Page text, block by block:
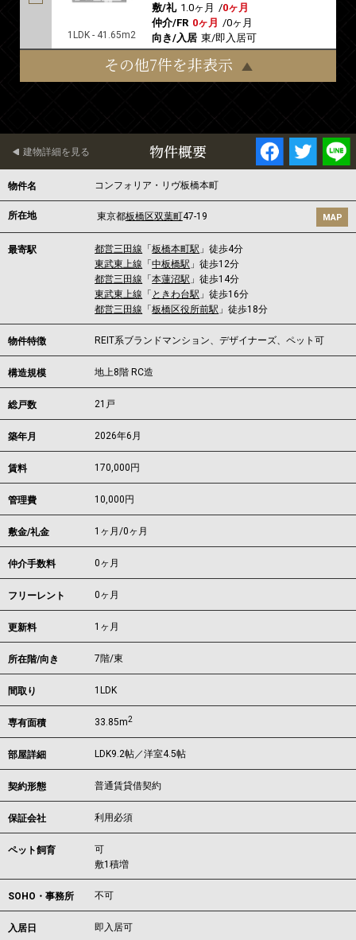
1LDK - 41.65m2
敷/礼 1.0ヶ月 /0ヶ月
仲介/FR 0ヶ月 /0ヶ月
向き/入居 東/即入居可
その他7件を非表示
物件概要
建物詳細を見る
物件名 コンフォリア・リヴ板橋本町
所在地 東京都板橋区双葉町47-19 MAP
最寄駅 都営三田線 「板橋本町駅 」徒歩4分
東武東上線 「中板橋駅 」徒歩12分
都営三田線 「本蓮沼駅 」徒歩14分
東武東上線 「 ときわ台駅 」徒歩16分
都営三田線 「板橋区役所前駅 」徒歩18分
物件特徴 REIT系ブランドマンション、デザイナーズ、ペット可
構造規模 地上8階 RC造
総戸数 21戸
築年月 2026年6月
賃料 170,000 円
管理費 10,000円
敷金/礼金 1ヶ月/0ヶ月
仲介手数料 0ヶ月
フリーレント 0ヶ月
更新料 1ヶ月
所在階/向き 7階/東
間取り 1LDK
専有面積 33.85m2
部屋詳細 LDK9.2帖／洋室4.5帖
契約形態 普通賃貸借契約
保証会社 利用必須
ペット飼育
可
敷1積増
SOHO・事務所 不可
入居日 即入居可